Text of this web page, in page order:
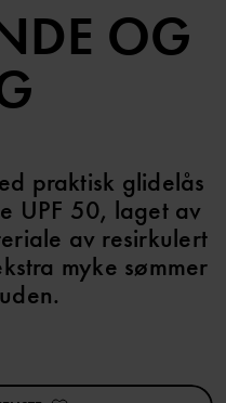
OG
praktisk glidelås
UPF 50, laget av
av resirkulert
myke sømmer